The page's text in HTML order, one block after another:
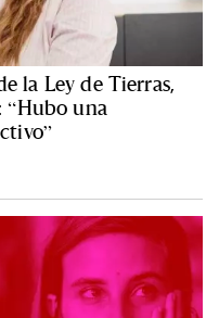
la Ley de Tierras,
“Hubo una